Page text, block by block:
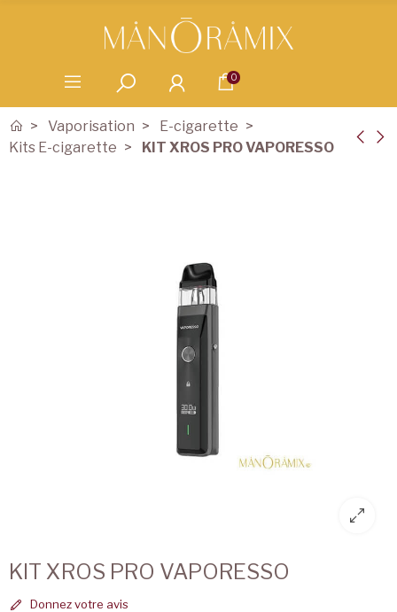
0
Vaporisation
E-cigarette
Kits E-cigarette
KIT XROS PRO VAPORESSO
KIT XROS PRO VAPORESSO
Donnez votre avis